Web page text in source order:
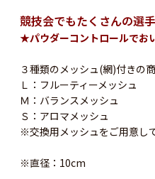
競技会でもたくさんの選
★パウダーコントロールでお
３種類のメッシュ(網)付きの商
Ｌ：フルーティーメッシュ
Ｍ：バランスメッシュ
Ｓ：アロマメッシュ
※交換用メッシュをご用意し
※直径：10cm